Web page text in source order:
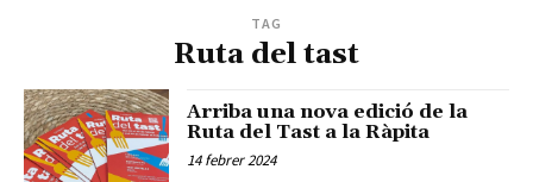
TAG
Ruta del tast
Arriba una nova edició de la
Ruta del Tast a la Ràpita
14 febrer 2024